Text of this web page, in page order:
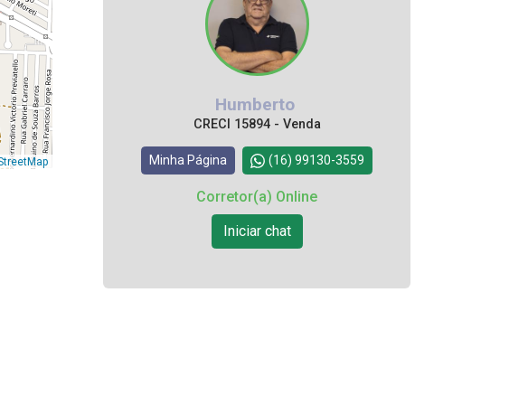
Humberto
CRECI 15894 - Venda
Minha Página (16) 99130-3559
Corretor(a) Online
Iniciar chat